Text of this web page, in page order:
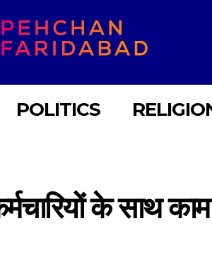
POLITICS
के साथ